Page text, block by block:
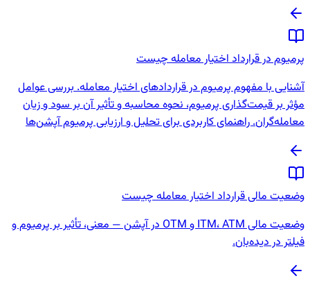
پرمیوم در قرارداد اختیار معامله چیست
آشنایی با مفهوم پرمیوم در قراردادهای اختیار معامله. بررسی عوامل
مؤثر بر قیمت‌گذاری پرمیوم، نحوه محاسبه و تأثیر آن بر سود و زیان
معامله‌گران. راهنمای کاربردی برای تحلیل و ارزیابی پرمیوم آپشن‌ها
وضعیت مالی قرارداد اختیار معامله چیست
وضعیت مالی ITM، ATM و OTM در آپشن — معنی، تأثیر بر پرمیوم و
فیلتر در دیده‌بان.